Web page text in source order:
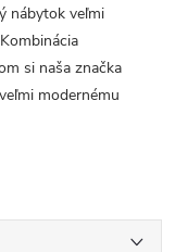
nábytok veľmi
si naša značka
modernému